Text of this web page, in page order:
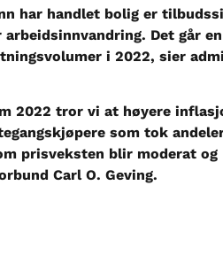
har handlet bolig er
Det går
i 2022, sier
2022 tror vi at høyere
som tok
prisveksten blir moderat og
Carl O. Geving.